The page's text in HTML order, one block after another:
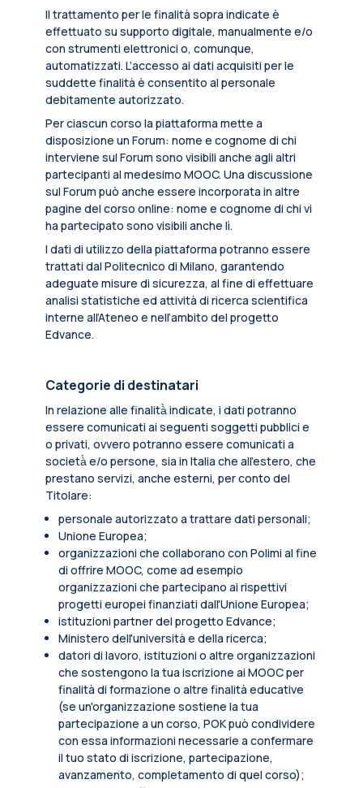
Il trattamento per le finalità sopra indicate è
effettuato su supporto digitale, manualmente e/o
con strumenti elettronici o, comunque,
automatizzati. L’accesso ai dati acquisiti per le
suddette finalità è consentito al personale
debitamente autorizzato.
Per ciascun corso la piattaforma mette a
disposizione un Forum: nome e cognome di chi
interviene sul Forum sono visibili anche agli altri
partecipanti al medesimo MOOC. Una discussione
sul Forum può anche essere incorporata in altre
pagine del corso online: nome e cognome di chi vi
ha partecipato sono visibili anche lì.
I dati di utilizzo della piattaforma potranno essere
trattati dal Politecnico di Milano, garantendo
adeguate misure di sicurezza, al fine di effettuare
analisi statistiche ed attività di ricerca scientifica
interne all’Ateneo e nell’ambito del progetto
Edvance.
Categorie di destinatari
In relazione alle finalità̀ indicate, i dati potranno
essere comunicati ai seguenti soggetti pubblici e
o privati, ovvero potranno essere comunicati a
società̀ e/o persone, sia in Italia che all’estero, che
prestano servizi, anche esterni, per conto del
Titolare:
personale autorizzato a trattare dati personali;
Unione Europea;
organizzazioni che collaborano con Polimi al fine
di offrire MOOC, come ad esempio
organizzazioni che partecipano ai rispettivi
progetti europei finanziati dall'Unione Europea;
istituzioni partner del progetto Edvance;
Ministero dell'università e della ricerca;
datori di lavoro, istituzioni o altre organizzazioni
che sostengono la tua iscrizione ai MOOC per
finalità di formazione o altre finalità educative
(se un'organizzazione sostiene la tua
partecipazione a un corso, POK può condividere
con essa informazioni necessarie a confermare
il tuo stato di iscrizione, partecipazione,
avanzamento, completamento di quel corso);